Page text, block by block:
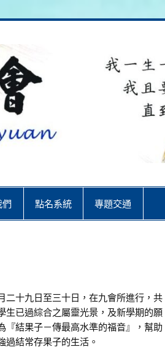
們 點名系統 專題交通
十九日至三十日，在九會所進行，共
生已過綜合之屬靈光景，及新學期的願
『結果子－傳最高水準的福音』，幫助
過結常存果子的生活。